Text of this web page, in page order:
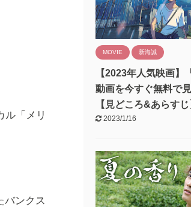
ル「メリ
バンクス
MOVIE 新海誠
【2023年人気映画】
動画を今すぐ無料で
【見どころ&あらすじ
2023/1/16